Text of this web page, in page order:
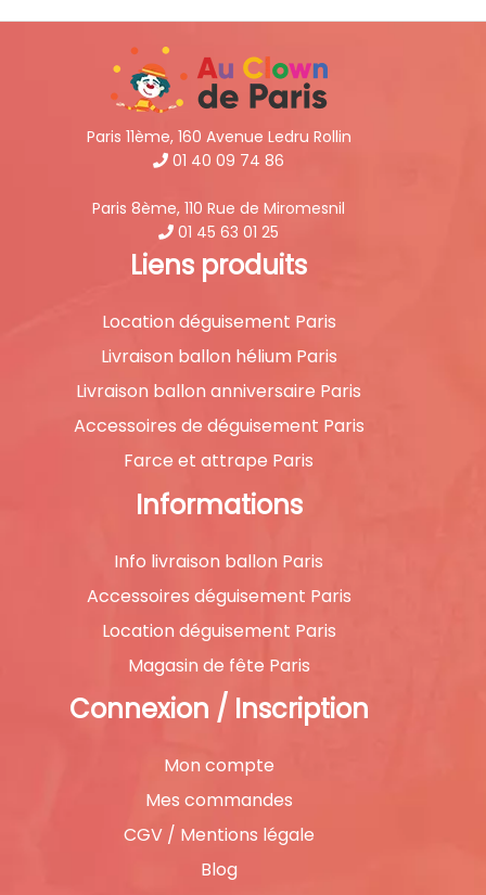
Paris 11ème, 160 Avenue Ledru Rollin
01 40 09 74 86
Paris 8ème, 110 Rue de Miromesnil
01 45 63 01 25
Liens produits
Location déguisement Paris
Livraison ballon hélium Paris
Livraison ballon anniversaire Paris
Accessoires de déguisement Paris
Farce et attrape Paris
Informations
Info livraison ballon Paris
Accessoires déguisement Paris
Location déguisement Paris
Magasin de fête Paris
Connexion / Inscription
Mon compte
Mes commandes
CGV / Mentions légale
Blog